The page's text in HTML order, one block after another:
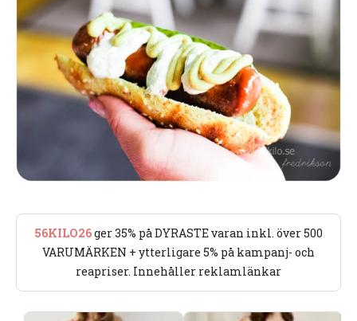
56KILO26ger 35% på DYRASTE varan inkl. över 500
VARUMÄRKEN + ytterligare 5% på kampanj- och
reapriser. Innehåller reklamlänkar